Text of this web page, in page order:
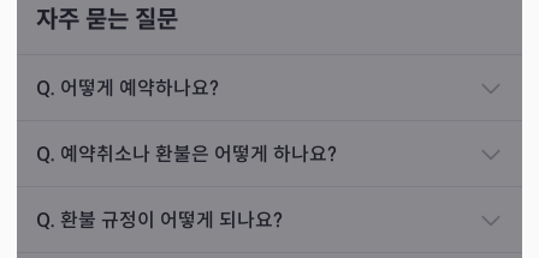
운명이 변화한다는 뜻이라 설명해 주셨습니다.
하셨고, 금전을 아끼실 수 있었다며 고맙다고 말씀하
진로운 상담 사례
2년 전 40대 초반 여성분이 찾아오셨습니다. 손님은
자주 묻는 질문
Q. 어떻게 예약하나요?
Q. 예약취소나 환불은 어떻게 하나요?
Q. 환불 규정이 어떻게 되나요?